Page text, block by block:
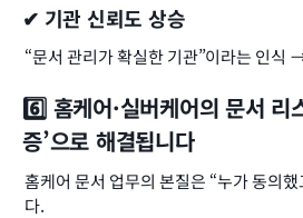
✔ 기관 신뢰도 상승
“문서 관리가 확실한 기관”이라는 인식
6️⃣ 홈케어·실버케어의 문서 리
증’으로 해결됩니다
홈케어 문서 업무의 본질은 “누가 동의
다.